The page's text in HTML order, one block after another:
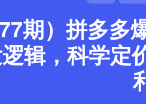
期）拼多
辑，科学定